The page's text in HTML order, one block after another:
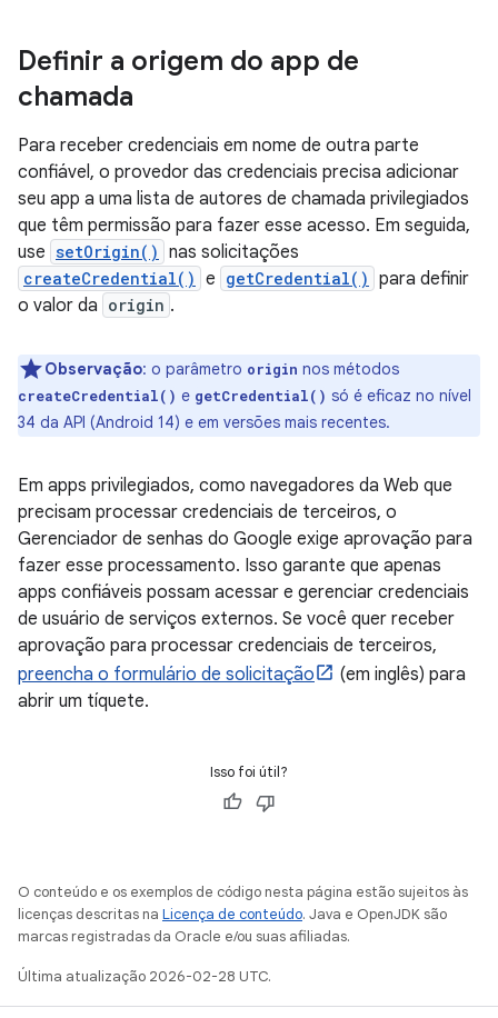
Definir a origem do app de
chamada
Para receber credenciais em nome de outra parte
confiável, o provedor das credenciais precisa adicionar
seu app a uma lista de autores de chamada privilegiados
que têm permissão para fazer esse acesso. Em seguida,
use setOrigin() nas solicitações
createCredential() e getCredential() para definir
o valor da origin .
Observação: o parâmetro origin nos métodos
createCredential() e getCredential() só é eficaz no nível
34 da API (Android 14) e em versões mais recentes.
Em apps privilegiados, como navegadores da Web que
precisam processar credenciais de terceiros, o
Gerenciador de senhas do Google exige aprovação para
fazer esse processamento. Isso garante que apenas
apps confiáveis possam acessar e gerenciar credenciais
de usuário de serviços externos. Se você quer receber
aprovação para processar credenciais de terceiros,
preencha o formulário de solicitação
(em inglês) para
abrir um tíquete.
Isso foi útil?
O conteúdo e os exemplos de código nesta página estão sujeitos às
licenças descritas na Licença de conteúdo. Java e OpenJDK são
marcas registradas da Oracle e/ou suas afiliadas.
Última atualização 2026-02-28 UTC.